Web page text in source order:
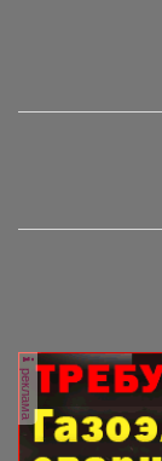
реклама